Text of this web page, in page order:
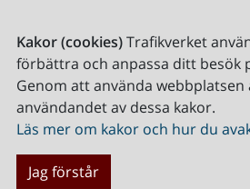
Kakor (cookies)Trafikverket
förbättra och anpassa ditt besök
Genom att använda
användandet av dessa kakor.
Läs mer om kakor och hur du
Jag förstår